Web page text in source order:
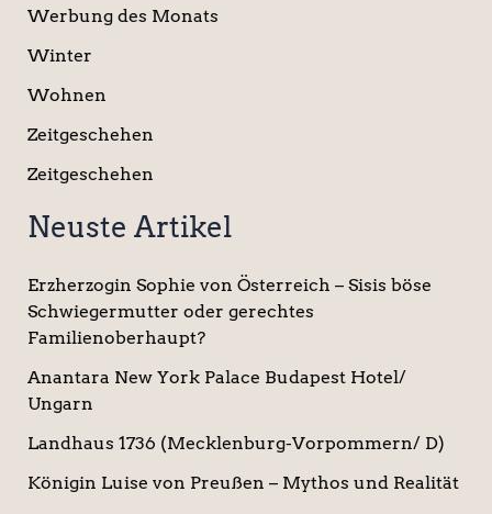
Werbung des Monats
Winter
Wohnen
Zeitgeschehen
Zeitgeschehen
Neuste Artikel
Erzherzogin Sophie von Österreich – Sisis böse
Schwiegermutter oder gerechtes
Familienoberhaupt?
Anantara New York Palace Budapest Hotel/
Ungarn
Landhaus 1736 (Mecklenburg-Vorpommern/ D)
Königin Luise von Preußen – Mythos und Realität